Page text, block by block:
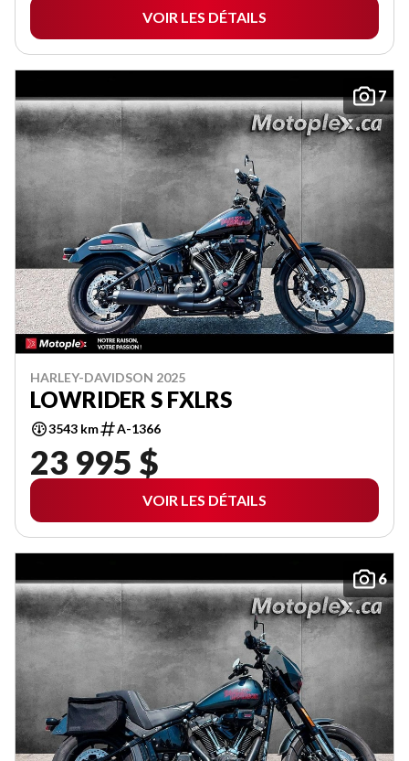
VOIR LES DÉTAILS
7
HARLEY-DAVIDSON 2025
LOWRIDER S FXLRS
3543 km A-1366
23 995 $
VOIR LES DÉTAILS
6